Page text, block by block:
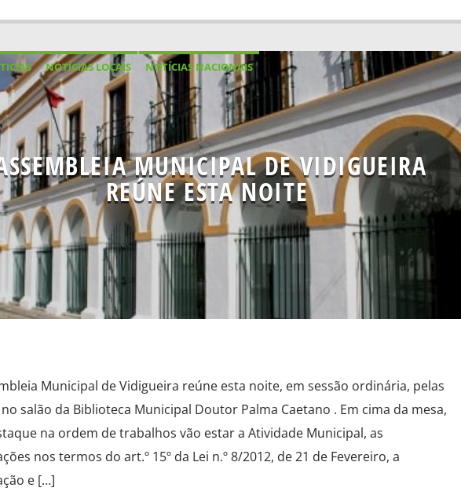
NOTÍCIAS LOCAIS NOTÍCIAS NACIONAIS
MUNICIPAL DE VIDIGUEIRA
REÚNE ESTA NOITE
Municipal de Vidigueira reúne esta noite, em sessão ordinária, pelas
salão da Biblioteca Municipal Doutor Palma Caetano . Em cima da mesa,
na ordem de trabalhos vão estar a Atividade Municipal, as
nos termos do art.º 15º da Lei n.º 8/2012, de 21 de Fevereiro, a
e […]